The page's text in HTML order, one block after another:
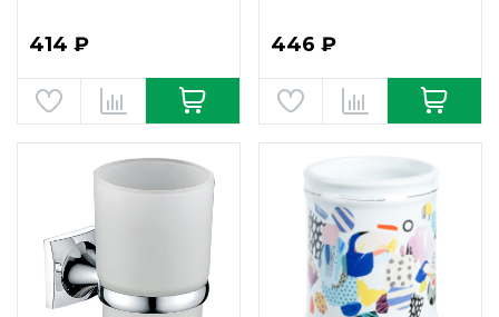
414 ₽ 446 ₽